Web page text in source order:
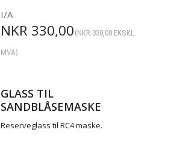
I/A
NKR 330,00 (NKR 330,00EKSKL.
MVA)
GLASS TIL
SANDBLÅSEMASKE
(YTTERGLASS) 5 PAK
Reserveglass til RC4 maske.